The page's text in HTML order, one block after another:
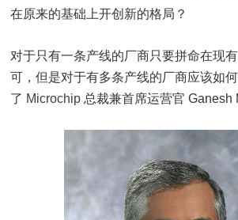
在原来的基础上开创新的格局？
对于只有一条产线的厂商只要拼命在现
可，但是对于有多条产线的厂商应该如
了 Microchip 总裁兼首席运营官 Ganesh